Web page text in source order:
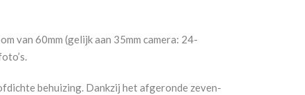
van 60mm (gelijk aan 35mm camera: 24-
behuizing. Dankzij het afgeronde zeven-